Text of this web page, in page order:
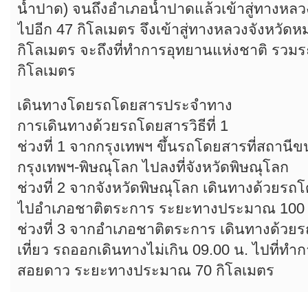
น้ำปาด) จนถึงอำเภอน้ำปาดแล้วเข้าสู่ทางหล
ไปอีก 47 กิโลเมตร จึงเข้าสู่ทางหลวงจังหวัดห
กิโลเมตร จะถึงที่ทำการอุทยานแห่งชาติ รวม
กิโลเมตร
เดินทางโดยรถโดยสารประจำทาง
การเดินทางด้วยรถโดยสารวิธีที่ 1
ช่วงที่ 1 จากกรุงเทพฯ ขึ้นรถโดยสารที่สถานี
กรุงเทพฯ-พิษณุโลก ไปลงที่จังหวัดพิษณุโลก
ช่วงที่ 2 จากจังหวัดพิษณุโลก เดินทางด้วยรถโ
ไปอำเภอชาติตระการ ระยะทางประมาณ 100
ช่วงที่ 3 จากอำเภอชาติตระการ เดินทางด้วย
เที่ยว รถออกเดินทางไม่เกิน 09.00 น. ไปที่ท
สอยดาว ระยะทางประมาณ 70 กิโลเมตร